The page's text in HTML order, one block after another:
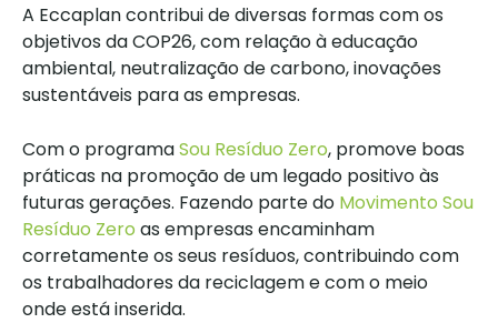
A Eccaplan contribui de diversas formas com os
objetivos da COP26, com relação à educação
ambiental, neutralização de carbono, inovações
sustentáveis para as empresas.
Com o programaSou Resíduo Zero, promove boas
práticas na promoção de um legado positivo às
futuras gerações. Fazendo parte do Movimento Sou
Resíduo Zero as empresas encaminham
corretamente os seus resíduos, contribuindo com
os trabalhadores da reciclagem e com o meio
onde está inserida.